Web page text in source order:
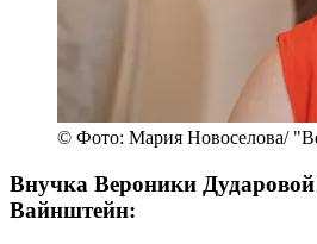
© Фото: Мария Новоселова/
Внучка Вероники
Вайнштейн: